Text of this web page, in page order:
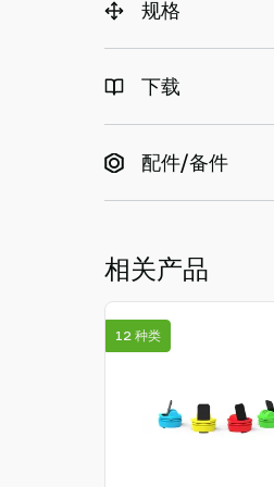
规格
下载
配件/备件
相关产品
12 种类